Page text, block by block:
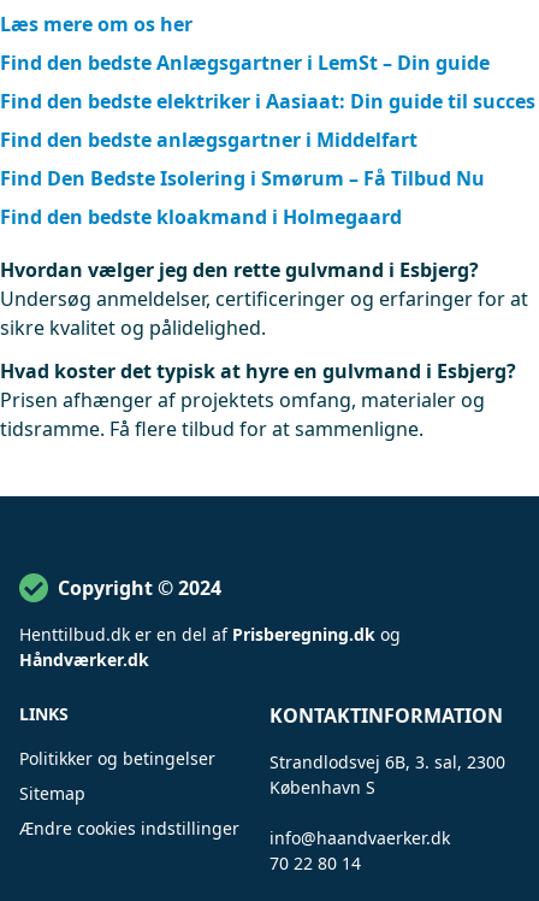
Læs mere om os her
Find den bedste Anlægsgartner i LemSt – Din guide
Find den bedste elektriker i Aasiaat: Din guide til succes
Find den bedste anlægsgartner i Middelfart
Find Den Bedste Isolering i Smørum – Få Tilbud Nu
Find den bedste kloakmand i Holmegaard
Hvordan vælger jeg den rette gulvmand i Esbjerg?
Undersøg anmeldelser, certificeringer og erfaringer for at
sikre kvalitet og pålidelighed.
Hvad koster det typisk at hyre en gulvmand i Esbjerg?
Prisen afhænger af projektets omfang, materialer og
tidsramme. Få flere tilbud for at sammenligne.
Copyright © 2024
Henttilbud.dk er en del af Prisberegning.dk og
Håndværker.dk
LINKS
Politikker og betingelser
Sitemap
Ændre cookies indstillinger
KONTAKTINFORMATION
Strandlodsvej 6B, 3. sal, 2300
København S
info@haandvaerker.dk
70 22 80 14